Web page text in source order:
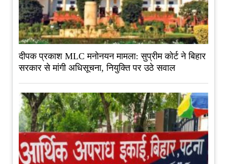
दीपक प्रकाश MLC मनोनयन मामला: सुप्रीम कोर्ट ने बिहार
सरकार से मांगी अधिसूचना, नियुक्ति पर उठे सवाल